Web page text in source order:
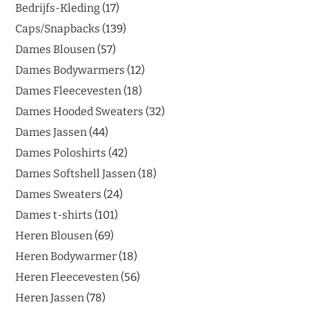
Bedrijfs-Kleding 17
Caps/Snapbacks 139
Dames Blousen 57
Dames Bodywarmers 12
Dames Fleecevesten 18
Dames Hooded Sweaters 32
Dames Jassen 44
Dames Poloshirts 42
Dames Softshell Jassen 18
Dames Sweaters 24
Dames t-shirts 101
Heren Blousen 69
Heren Bodywarmer 18
Heren Fleecevesten 56
Heren Jassen 78